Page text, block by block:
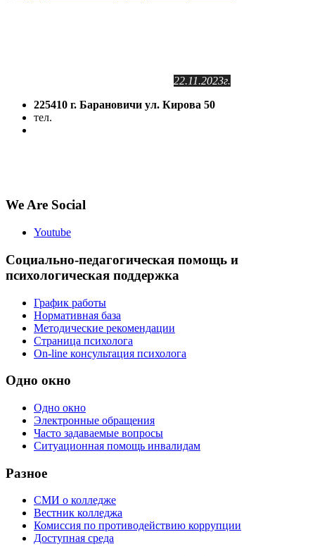
22.11.2023г.
225410 г. Барановичи ул. Кирова 50
тел.
We Are Social
Youtube
Социально-педагогическая помощь и
психологическая поддержка
График работы
Нормативная база
Методические рекомендации
Страница психолога
On-line консультация психолога
Одно окно
Одно окно
Электронные обращения
Часто задаваемые вопросы
Ситуационная помощь инвалидам
Разное
СМИ о колледже
Вестник колледжа
Комиссия по противодействию коррупции
Доступная среда